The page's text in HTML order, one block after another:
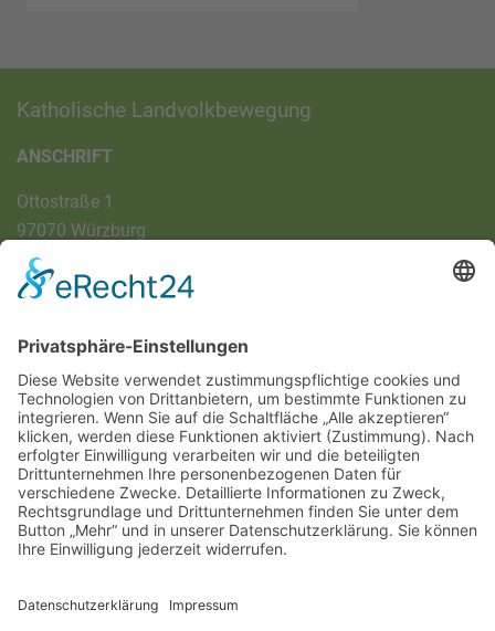
Katholische Landvolkbewegung
ANSCHRIFT
Ottostraße 1
97070 Würzburg
DIREKT-KONTAKT
E-Mail:klb@bistum-wuerzburg.de